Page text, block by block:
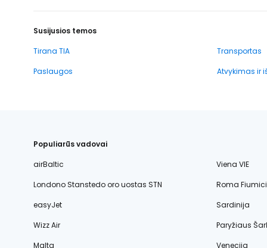
Susijusios temos
Tirana TIA
Transportas
Paslaugos
Atvykimas ir
Populiarūs vadovai
airBaltic
Viena VIE
Londono Stanstedo oro uostas STN
Roma
easyJet
Sardinija
Wizz Air
Paryžiaus
Malta
Venecija